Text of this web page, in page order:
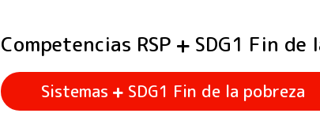
Competencias RSP SDG1 Fin de
Sistemas SDG1 Fin de la pobreza